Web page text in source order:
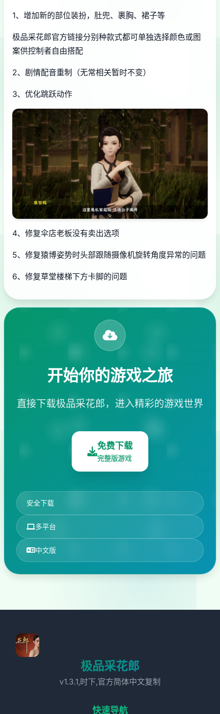
1、增加新的部位装扮，肚兜、裹胸、裙子等
极品采花郎官方链接分别种款式都可单独选择颜色或图
案供控制者自由搭配
2、剧情配音重制（无常相关暂时不变）
3、优化跳跃动作
4、修复伞店老板没有卖出选项
5、修复猿博姿势时头部跟随摄像机旋转角度异常的问题
6、修复草堂楼梯下方卡脚的问题
开始你的游戏之旅
直接下载极品采花郎，进入精彩的游戏世界
免费下载
完整版游戏
安全下载
多平台
中文版
极品采花郎
v1.3.1,时下,官方简体中文复制
快速导航